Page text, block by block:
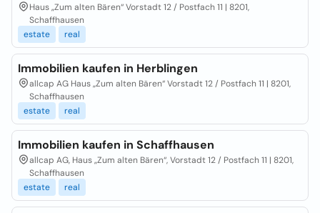
Haus „Zum alten Bären“ Vorstadt 12 / Postfach 11 | 8201,
Schaffhausen
estate
real
Immobilien kaufen in Herblingen
allcap AG Haus „Zum alten Bären“ Vorstadt 12 / Postfach 11 | 8201,
Schaffhausen
estate
real
Immobilien kaufen in Schaffhausen
allcap AG, Haus „Zum alten Bären“, Vorstadt 12 / Postfach 11 | 8201,
Schaffhausen
estate
real